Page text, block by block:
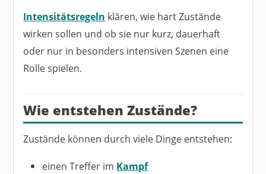
Intensitätsregeln klären, wie hart Zustände
wirken sollen und ob sie nur kurz, dauerhaft
oder nur in besonders intensiven Szenen eine
Rolle spielen.
Wie entstehen Zustände?
Zustände können durch viele Dinge entstehen:
einen Treffer im Kampf